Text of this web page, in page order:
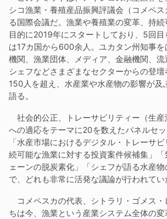
シコ漁業・養殖産品振興評議会（コメペ
る国際会議だ。漁業や養殖業の変革、持
目的に2019年にスタートしており、5回
は17カ国から600余人。ユカタン州知事
機関、漁業団体、メディア、金融機関、流
シェフなどさまざまなセクターからの登
150人を超え、水産業や水産物の影響が及
語る。
社会的公正、トレーサビリティー（生産
への適応をテーマに20を数えたパネルセ
「水産市場におけるデジタル・トレーサ
続可能な漁業に対する投資案件候補集」
ェーンの脱炭素化」「シェフが語る水産
で、どれも非常に活発な議論が行われてい
コメペスカの代表、シトラリ・ゴメス・
ちは今、漁業という産業システム全体の